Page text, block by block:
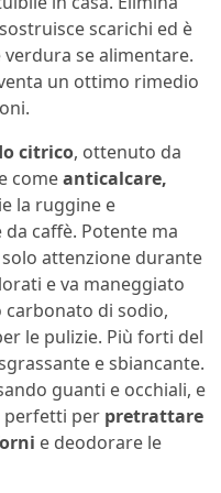
scarichi ed è
se alimentare.
un ottimo rimedio
citrico, ottenuto da
comeanticalcare,
la ruggine e
caffè. Potente ma
attenzione durante
e va maneggiato
carbonato di sodio,
le pulizie. Più forti del
e sbiancante.
guanti e occhiali, e
perfetti per pretrattare
e deodorare le